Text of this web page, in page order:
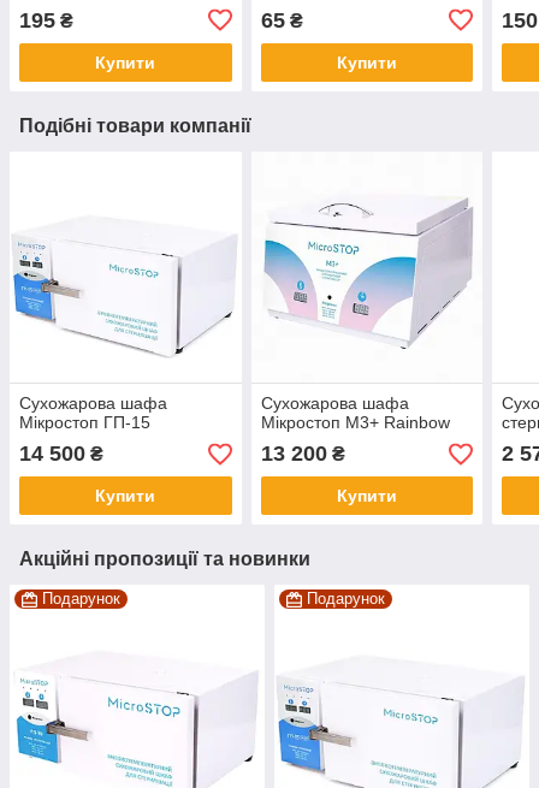
195 ₴
Купити
65₴
Купити
150
Подібні товари компанії
Сухожарова шафа
Мікростоп ГП-15
14 500 ₴
Купити
Сухожарова шафа
Мікростоп М3+ Rainbow
13 200₴
Купити
2
Акційні пропозиції та новинки
Подарунок Подарунок